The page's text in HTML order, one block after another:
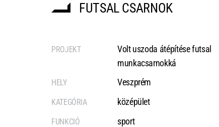
FUTSAL CSARNOK
PROJEKT
Volt uszoda átépítése futsal
munkacsarnokká
HELY Veszprém
KATEGÓRIA középület
FUNKCIÓ sport